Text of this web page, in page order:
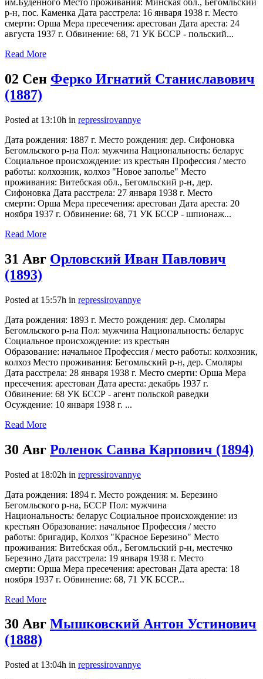
им.Буденного Место проживания: Минская обл., Бегомльский
р-н, пос. Каменка Дата расстрела: 16 января 1938 г. Место
смерти: Орша Мера пресечения: арестован Дата ареста: 24
августа 1937 г. Обвинение: 68, 71 УК БССР - польский...
Read More
02 Сен Ферко Игнатий Станиславович
(1887)
Posted at 13:10h in repressirovannye
Дата рождения: 1887 г. Место рождения: дер. Сифоновка
Бегомльского р-на Пол: мужчина Национальность: беларус
Социальное происхождение: из крестьян Профессия / место
работы: колхозник, колхоз "Новое заполье" Место
проживания: Витебская обл., Бегомльский р-н, дер.
Сифоновка Дата расстрела: 27 января 1938 г. Место
смерти: Орша Мера пресечения: арестован Дата ареста: 20
ноября 1937 г. Обвинение: 68, 71 УК БССР - шпионаж...
Read More
31 Авг Орловский Иван Павлович
(1893)
Posted at 15:57h in repressirovannye
Дата рождения: 1893 г. Место рождения: дер. Смоляры
Бегомльского р-на Пол: мужчина Национальность: беларус
Социальное происхождение: из крестьян
Образование: начальное Профессия / место работы: колхозник,
колхоз Место проживания: Бегомльский р-н, дер. Смоляры
Дата расстрела: 28 января 1938 г. Место смерти: Орша Мера
пресечения: арестован Дата ареста: декабрь 1937 г.
Обвинение: 68 УК БССР - агент польской раведки
Осуждение: 10 января 1938 г. ...
Read More
30 Авг Роленок Савва Карпович (1894)
Posted at 18:02h in repressirovannye
Дата рождения: 1894 г. Место рождения: м. Березино
Бегомльского р-на, БССР Пол: мужчина
Национальность: беларус Социальное происхождение: из
крестьян Образование: начальное Профессия / место
работы: бригадир, Колхоз "Красное Березино" Место
проживания: Витебская обл., Бегомльский р-н, местечко
Березино Дата расстрела: 19 января 1938 г. Место
смерти: Орша Мера пресечения: арестован Дата ареста: 18
ноября 1937 г. Обвинение: 68, 71 УК БССР...
Read More
30 Авг Мышковский Антон Устинович
(1888)
Posted at 13:04h in repressirovannye